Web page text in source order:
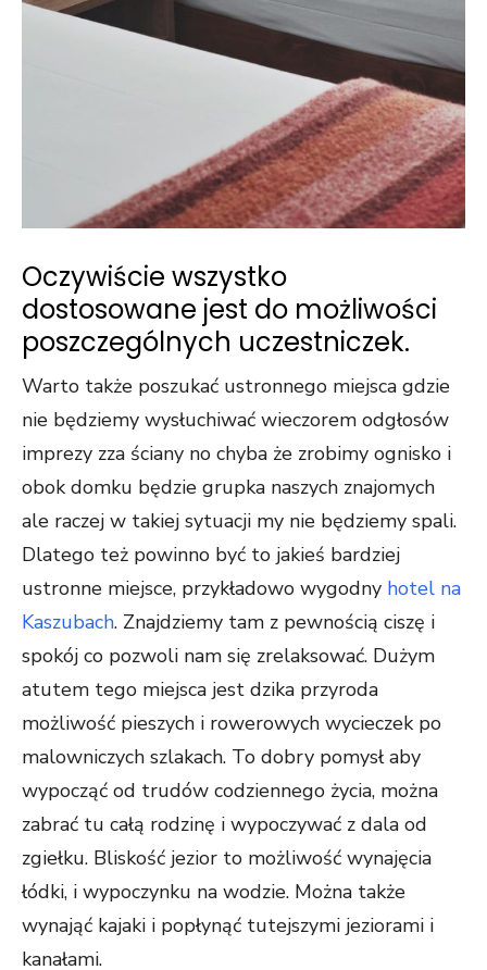
Oczywiście wszystko
dostosowane jest do możliwości
poszczególnych uczestniczek.
Warto także poszukać ustronnego miejsca gdzie
nie będziemy wysłuchiwać wieczorem odgłosów
imprezy zza ściany no chyba że zrobimy ognisko i
obok domku będzie grupka naszych znajomych
ale raczej w takiej sytuacji my nie będziemy spali.
Dlatego też powinno być to jakieś bardziej
ustronne miejsce, przykładowo wygodny hotel na
Kaszubach. Znajdziemy tam z pewnością ciszę i
spokój co pozwoli nam się zrelaksować. Dużym
atutem tego miejsca jest dzika przyroda
możliwość pieszych i rowerowych wycieczek po
malowniczych szlakach. To dobry pomysł aby
wypocząć od trudów codziennego życia, można
zabrać tu całą rodzinę i wypoczywać z dala od
zgiełku. Bliskość jezior to możliwość wynajęcia
łódki, i wypoczynku na wodzie. Można także
wynająć kajaki i popłynąć tutejszymi jeziorami i
kanałami.